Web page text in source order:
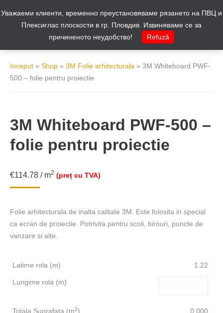
Inceput » Shop » 3M Folie arhitecturala » 3M Whiteboard PWF-
500 – folie pentru proiectie
3M Whiteboard PWF-500 –
folie pentru proiectie
€114.78 / m2 (preț cu TVA)
Folie arhitecturala de inalta calitate 3M. Este folosita in special
ca ecran de proiectie. Potrivita pentru scoli, birouri, puncte de
vanzare si alte.
Latime rola (m) 1.22
Lungime rola (m)
Totala Suprafata (m2) 0.000
Уважаеми клиенти, временно преустановяваме рязането на ПВЦ и
Плексиглас плоскости в гр. Пловдив. Извиняваме се за
причиненото неудобство!
Refuză